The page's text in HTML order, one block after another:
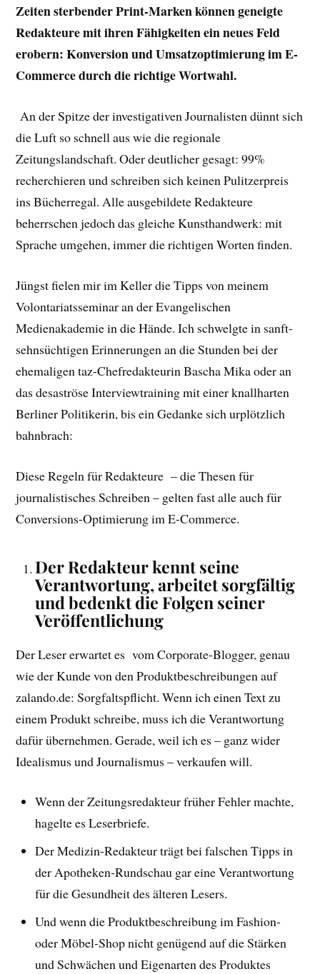
Zeiten sterbender Print-Marken können geneigte
Redakteure mit ihren Fähigkeiten ein neues Feld
erobern: Konversion und Umsatzoptimierung im E-
Commerce durch die richtige Wortwahl.
An der Spitze der investigativen Journalisten dünnt sich
die Luft so schnell aus wie die regionale
Zeitungslandschaft. Oder deutlicher gesagt: 99%
recherchieren und schreiben sich keinen Pulitzerpreis
ins Bücherregal. Alle ausgebildete Redakteure
beherrschen jedoch das gleiche Kunsthandwerk: mit
Sprache umgehen, immer die richtigen Worten finden.
Jüngst fielen mir im Keller die Tipps von meinem
Volontariatsseminar an der Evangelischen
Medienakademie in die Hände. Ich schwelgte in sanft-
sehnsüchtigen Erinnerungen an die Stunden bei der
ehemaligen taz-Chefredakteurin Bascha Mika oder an
das desaströse Interviewtraining mit einer knallharten
Berliner Politikerin, bis ein Gedanke sich urplötzlich
bahnbrach:
Diese Regeln für Redakteure – die Thesen für
journalistisches Schreiben – gelten fast alle auch für
Conversions-Optimierung im E-Commerce.
Der Redakteur kennt seine
Verantwortung, arbeitet sorgfältig
und bedenkt die Folgen seiner
Veröffentlichung
Der Leser erwartet es vom Corporate-Blogger, genau
wie der Kunde von den Produktbeschreibungen auf
zalando.de: Sorgfaltspflicht. Wenn ich einen Text zu
einem Produkt schreibe, muss ich die Verantwortung
dafür übernehmen. Gerade, weil ich es – ganz wider
Idealismus und Journalismus – verkaufen will.
Wenn der Zeitungsredakteur früher Fehler machte,
hagelte es Leserbriefe.
Der Medizin-Redakteur trägt bei falschen Tipps in
der Apotheken-Rundschau gar eine Verantwortung
für die Gesundheit des älteren Lesers.
Und wenn die Produktbeschreibung im Fashion-
oder Möbel-Shop nicht genügend auf die Stärken
und Schwächen und Eigenarten des Produktes